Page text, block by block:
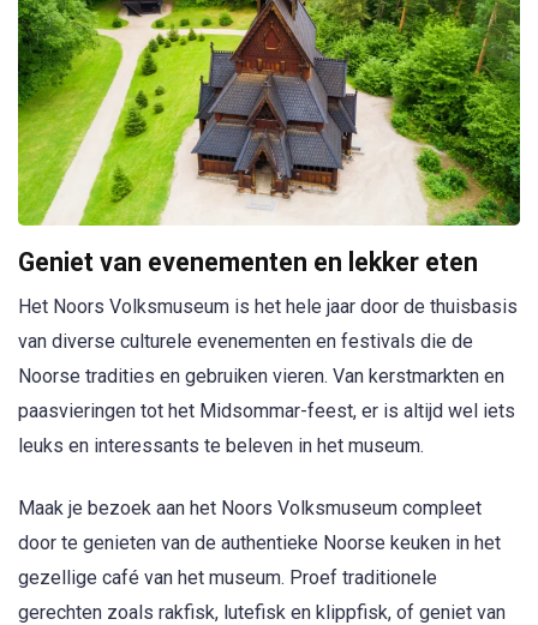
Geniet van evenementen en lekker eten
Het Noors Volksmuseum is het hele jaar door de thuisbasis
van diverse culturele evenementen en festivals die de
Noorse tradities en gebruiken vieren. Van kerstmarkten en
paasvieringen tot het Midsommar-feest, er is altijd wel iets
leuks en interessants te beleven in het museum.
Maak je bezoek aan het Noors Volksmuseum compleet
door te genieten van de authentieke Noorse keuken in het
gezellige café van het museum. Proef traditionele
gerechten zoals rakfisk, lutefisk en klippfisk, of geniet van